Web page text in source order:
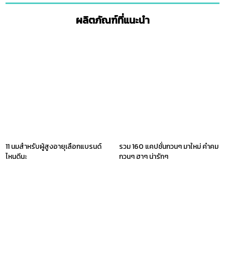
ผลิตภัณฑ์ที่แนะนำ
11 นมสำหรับผู้สูงอายุเลือกแบรนด์
ไหนดีนะ
รวม 160 แคปชั่นกวนๆ มาใหม่ คําคม
กวนๆ ฮาๆ น่ารักๆ